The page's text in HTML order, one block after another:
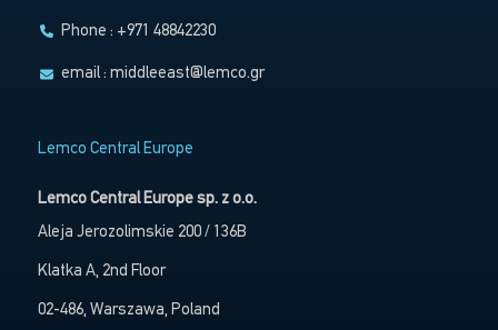
Phone : +971 48842230
email :middleeast@lemco.gr
Lemco Central Europe
Lemco Central Europe sp. z o.o.
Aleja Jerozolimskie 200 / 136B
Klatka A, 2nd Floor
02-486, Warszawa, Poland